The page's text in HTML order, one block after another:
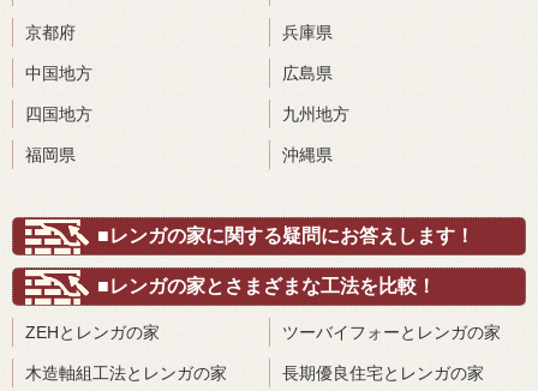
京都府 兵庫県
中国地方 広島県
四国地方 九州地方
福岡県 沖縄県
■レンガの家に関する疑問にお答えします！
■レンガの家とさまざまな工法を比較！
ZEHとレンガの家 ツーバイフォーとレンガの家
木造軸組工法とレンガの家 長期優良住宅とレンガの家